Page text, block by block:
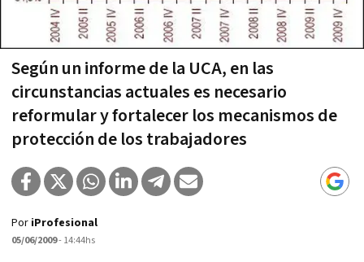
Según un informe de la UCA, en las
circunstancias actuales es necesario
reformular y fortalecer los mecanismos de
protección de los trabajadores
Por iProfesional
05/06/2009- 14:44hs